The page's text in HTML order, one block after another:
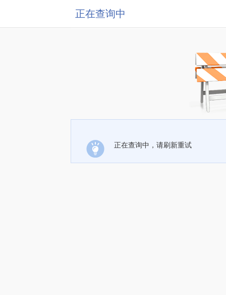
正在查询中
正在查询中，请刷新重试